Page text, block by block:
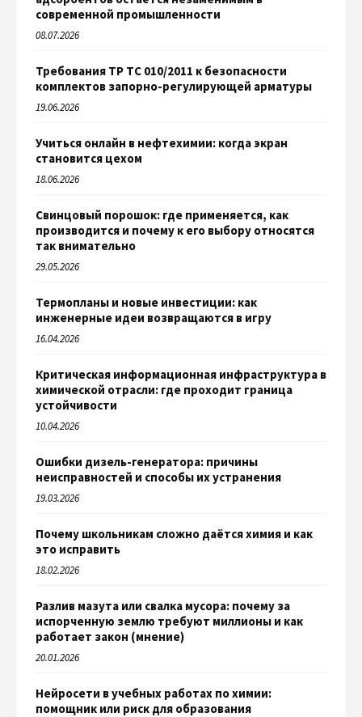
современной промышленности
08.07.2026
Требования ТР ТС 010/2011 к безопасности
комплектов запорно-регулирующей арматуры
19.06.2026
Учиться онлайн в нефтехимии: когда экран
становится цехом
18.06.2026
Свинцовый порошок: где применяется, как
производится и почему к его выбору относятся
так внимательно
29.05.2026
Термопланы и новые инвестиции: как
инженерные идеи возвращаются в игру
16.04.2026
Критическая информационная инфраструктура в
химической отрасли: где проходит граница
устойчивости
10.04.2026
Ошибки дизель-генератора: причины
неисправностей и способы их устранения
19.03.2026
Почему школьникам сложно даётся химия и как
это исправить
18.02.2026
Разлив мазута или свалка мусора: почему за
испорченную землю требуют миллионы и как
работает закон (мнение)
20.01.2026
Нейросети в учебных работах по химии:
помощник или риск для образования